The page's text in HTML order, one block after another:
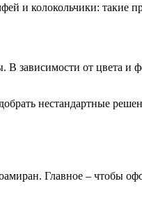
и колокольчики: такие
зависимости от цвета и
нестандартные
Главное – чтобы